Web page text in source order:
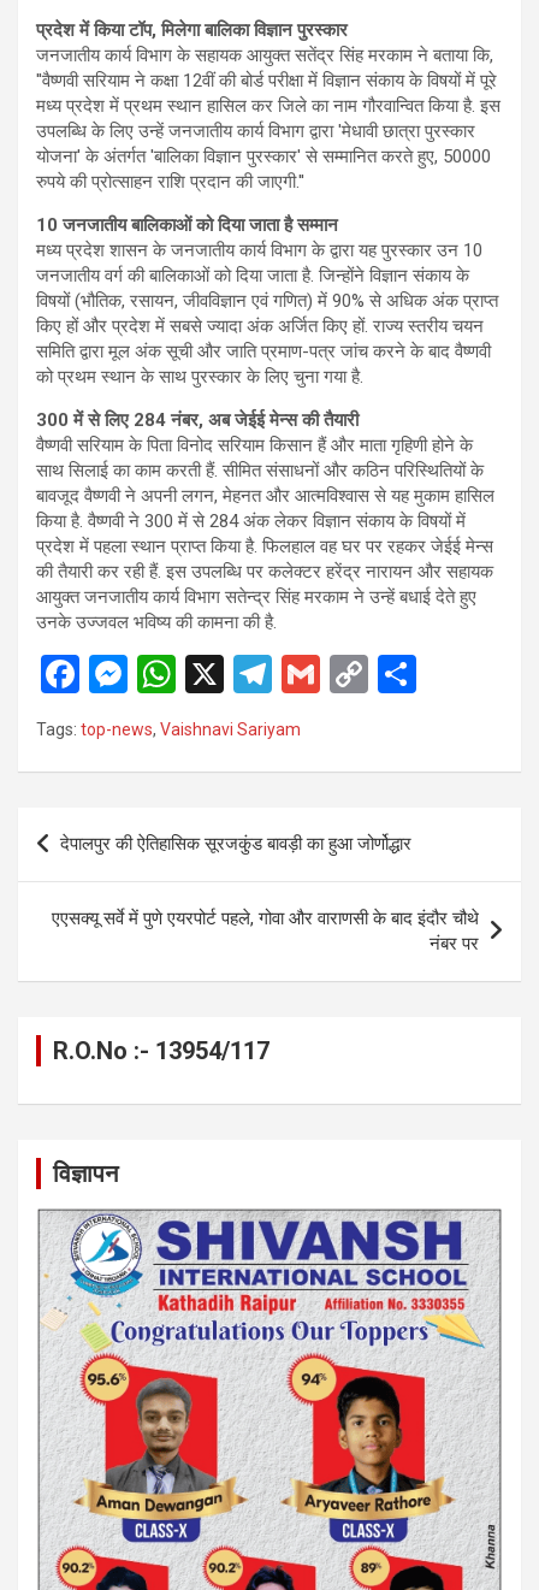
प्रदेश में किया टॉप, मिलेगा बालिका विज्ञान पुरस्कार
जनजातीय कार्य विभाग के सहायक आयुक्त सतेंद्र सिंह मरकाम ने बताया कि,
''वैष्णवी सरियाम ने कक्षा 12वीं की बोर्ड परीक्षा में विज्ञान संकाय के विषयों में पूरे
मध्य प्रदेश में प्रथम स्थान हासिल कर जिले का नाम गौरवान्वित किया है. इस
उपलब्धि के लिए उन्हें जनजातीय कार्य विभाग द्वारा 'मेधावी छात्रा पुरस्कार
योजना' के अंतर्गत 'बालिका विज्ञान पुरस्कार' से सम्मानित करते हुए, 50000
रुपये की प्रोत्साहन राशि प्रदान की जाएगी.''
10 जनजातीय बालिकाओं को दिया जाता है सम्मान
मध्य प्रदेश शासन के जनजातीय कार्य विभाग के द्वारा यह पुरस्कार उन 10
जनजातीय वर्ग की बालिकाओं को दिया जाता है. जिन्होंने विज्ञान संकाय के
विषयों (भौतिक, रसायन, जीवविज्ञान एवं गणित) में 90% से अधिक अंक प्राप्त
किए हों और प्रदेश में सबसे ज्यादा अंक अर्जित किए हों. राज्य स्तरीय चयन
समिति द्वारा मूल अंक सूची और जाति प्रमाण-पत्र जांच करने के बाद वैष्णवी
को प्रथम स्थान के साथ पुरस्कार के लिए चुना गया है.
300 में से लिए 284 नंबर, अब जेईई मेन्स की तैयारी
वैष्णवी सरियाम के पिता विनोद सरियाम किसान हैं और माता गृहिणी होने के
साथ सिलाई का काम करती हैं. सीमित संसाधनों और कठिन परिस्थितियों के
बावजूद वैष्णवी ने अपनी लगन, मेहनत और आत्मविश्वास से यह मुकाम हासिल
किया है. वैष्णवी ने 300 में से 284 अंक लेकर विज्ञान संकाय के विषयों में
प्रदेश में पहला स्थान प्राप्त किया है. फिलहाल वह घर पर रहकर जेईई मेन्स
की तैयारी कर रही हैं. इस उपलब्धि पर कलेक्टर हरेंद्र नारायन और सहायक
आयुक्त जनजातीय कार्य विभाग सतेन्द्र सिंह मरकाम ने उन्हें बधाई देते हुए
उनके उज्जवल भविष्य की कामना की है.
F
a
ce
o
o
k
M
es
se
g
er
W
h
A
p
X
T
a
m
G
C
n
Tags: top-news, Vaishnavi Sariyam
Post
navigation
देपालपुर की ऐतिहासिक सूरजकु़ंड बावड़ी का हुआ जोर्णोद्धार
एएसक्यू सर्वे में पुणे एयरपोर्ट पहले, गोवा और वाराणसी के बाद इंदौर चौथे
नंबर पर
R.O.No :- 13954/117
विज्ञापन